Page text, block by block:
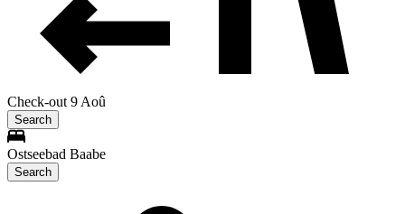
Check-out 9 Aoû
Search
Ostseebad Baabe
Search